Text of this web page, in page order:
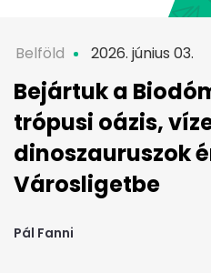
Belföld 2026. június 03.
Bejártuk a
trópusi oázis,
dinoszauruszok
Városligetbe
Pál Fanni